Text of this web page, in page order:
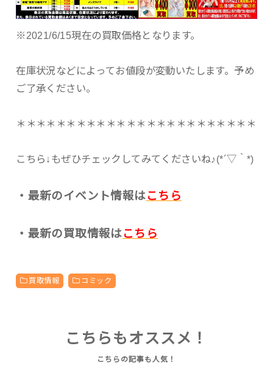
※2021/6/15現在の買取価格となります。
在庫状況などによってお値段が変動いたします。予め
ご了承ください。
＊＊＊＊＊＊＊＊＊＊＊＊＊＊＊＊＊＊＊＊＊＊＊＊
こちら↓もぜひチェックしてみてくださいね♪(*´▽｀*)
・最新のイベント情報はこちら
・最新の買取情報はこちら
買取情報 コミック
こちらもオススメ！